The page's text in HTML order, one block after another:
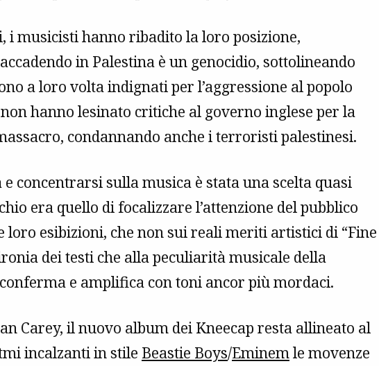
i musicisti hanno ribadito la loro posizione,
in Palestina è un genocidio, sottolineando
a loro volta indignati per l’aggressione al popolo
hanno lesinato critiche al governo inglese per la
condannando anche i terroristi palestinesi.
concentrarsi sulla musica è stata una scelta quasi
era quello di focalizzare l’attenzione del pubblico
loro esibizioni, che non sui reali meriti artistici di “Fine
dei testi che alla peculiarità musicale della
e amplifica con toni ancor più mordaci.
Carey, il nuovo album dei Kneecap resta allineato al
incalzanti in stile Beastie Boys/Eminemle movenze